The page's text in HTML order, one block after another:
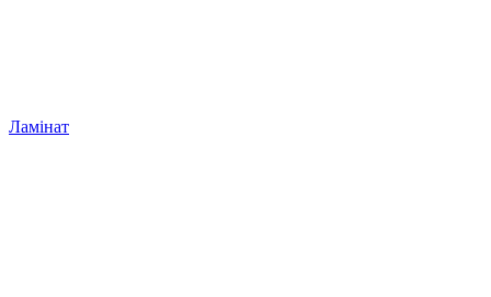
Ламінат